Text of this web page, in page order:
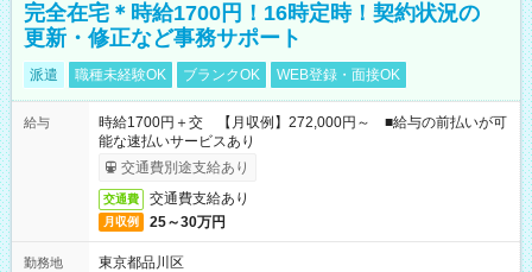
完全在宅＊時給1700円！16時定時！契約状況の
更新・修正など事務サポート
派遣 職種未経験OK ブランクOK WEB登録・面接OK
給与
時給1700円＋交 【月収例】272,000円～ ■給与の前払いが可
能な速払いサービスあり
交通費別途支給あり
交通費 交通費支給あり
月収例 25～30万円
勤務地
東京都品川区